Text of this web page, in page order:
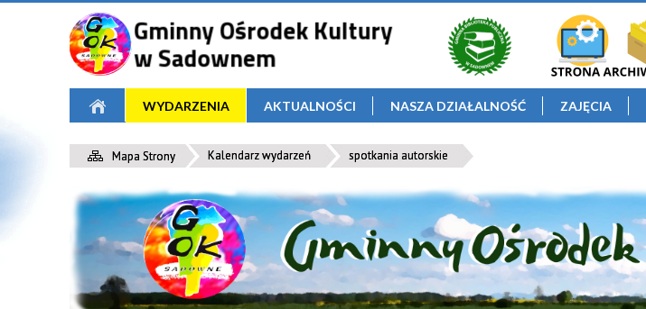
WYDARZENIA AKTUALNOŚCI NASZA DZIAŁALNOŚĆ ZAJĘCIA
Mapa Strony Kalendarz wydarzeń spotkania autorskie